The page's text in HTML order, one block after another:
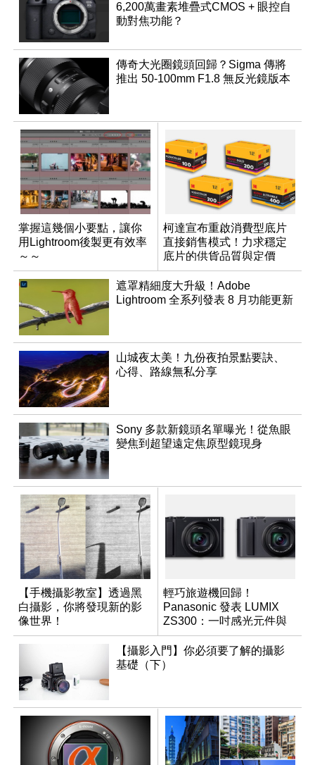
6,200萬畫素堆疊式CMOS + 眼控自
動對焦功能？
傳奇大光圈鏡頭回歸？Sigma 傳將
推出 50-100mm F1.8 無反光鏡版本
掌握這幾個小要點，讓你
用Lightroom後製更有效率
～～
柯達宣布重啟消費型底片
直接銷售模式！力求穩定
底片的供貨品質與定價
遮罩精細度大升級！Adobe
Lightroom 全系列發表 8 月功能更新
山城夜太美！九份夜拍景點要訣、
心得、路線無私分享
Sony 多款新鏡頭名單曝光！從魚眼
變焦到超望遠定焦原型鏡現身
【手機攝影教室】透過黑
白攝影，你將發現新的影
像世界！
輕巧旅遊機回歸！
Panasonic 發表 LUMIX
ZS300：一吋感光元件與
15 倍光學變焦
【攝影入門】你必須要了解的攝影
基礎（下）